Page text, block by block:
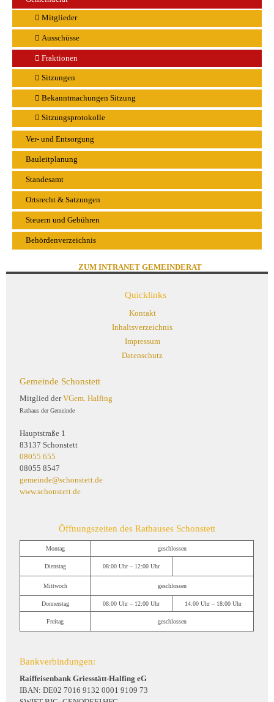
Mitglieder
Ausschüsse
Fraktionen
Sitzungen
Bekanntmachungen Sitzung
Sitzungsprotokolle
Ver- und Entsorgung
Bauleitplanung
Standesamt
Ortsrecht & Satzungen
Steuern und Gebühren
Behördenverzeichnis
ZUM INTRANET GEMEINDERAT
Quicklinks
Kontakt
Inhaltsverzeichnis
Impressum
Datenschutz
Gemeinde Schonstett
Mitglied derVGem. Halfing
Rathaus der Gemeinde
Hauptstraße 1
83137 Schonstett
08055 655
08055 8547
gemeinde@schonstett.de
www.schonstett.de
Öffnungszeiten des Rathauses Schonstett
Montag geschlossen
Dienstag 08:00 Uhr – 12:00 Uhr
Mittwoch geschlossen
Donnerstag 08:00 Uhr – 12:00 Uhr 14:00 Uhr – 18:00 Uhr
Freitag geschlossen
Bankverbindungen:
Raiffeisenbank Griesstätt-Halfing eG
IBAN: DE02 7016 9132 0001 9109 73